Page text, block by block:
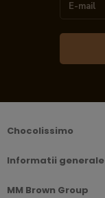
Chocolissimo
Informatii generale
MM Brown Group